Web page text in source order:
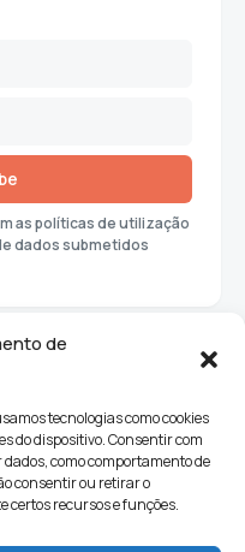
de
tecnologias como cookies
do dispositivo. Consentir com
como comportamento de
consentir ou retirar o
recursos e funções.
as políticas de utilização
dados submetidos